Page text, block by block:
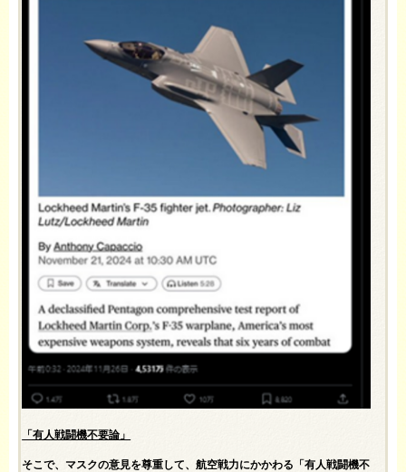
「有人戦闘機不要論」
そこで、マスクの意見を尊重して、航空戦力にかかわる「有人戦闘機不